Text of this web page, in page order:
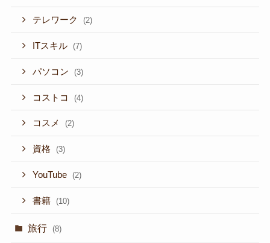
テレワーク (2)
ITスキル (7)
パソコン (3)
コストコ (4)
コスメ (2)
資格 (3)
YouTube (2)
書籍 (10)
旅行 (8)